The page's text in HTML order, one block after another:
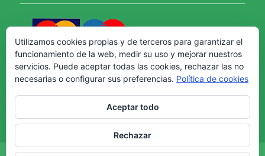
Utilizamos cookies propias y de terceros para garantizar el
funcionamiento de la web, medir su uso y mejorar nuestros
servicios. Puede aceptar todas las cookies, rechazar las no
necesarias o configurar sus preferencias. Política de cookies
Aceptar todo
Rechazar